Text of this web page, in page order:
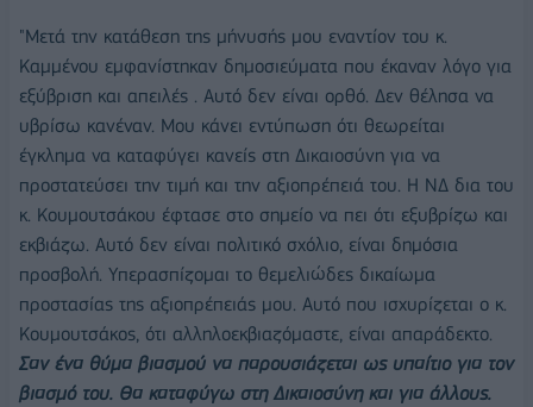
"Μετά την κατάθεση της μήνυσής μου εναντίον του κ.
Καμμένου εμφανίστηκαν δημοσιεύματα που έκαναν λόγο για
εξύβριση και απειλές . Αυτό δεν είναι ορθό. Δεν θέλησα να
υβρίσω κανέναν. Μου κάνει εντύπωση ότι θεωρείται
έγκλημα να καταφύγει κανείς στη Δικαιοσύνη για να
προστατεύσει την τιμή και την αξιοπρέπειά του. Η ΝΔ δια του
κ. Κουμουτσάκου έφτασε στο σημείο να πει ότι εξυβρίζω και
εκβιάζω. Αυτό δεν είναι πολιτικό σχόλιο, είναι δημόσια
προσβολή. Υπερασπίζομαι το θεμελιώδες δικαίωμα
προστασίας της αξιοπρέπειάς μου. Αυτό που ισχυρίζεται ο κ.
Κουμουτσάκος, ότι αλληλοεκβιαζόμαστε, είναι απαράδεκτο.
Σαν ένα θύμα βιασμού να παρουσιάζεται ως υπαίτιο για τον
βιασμό του. Θα καταφύγω στη Δικαιοσύνη και για άλλους.